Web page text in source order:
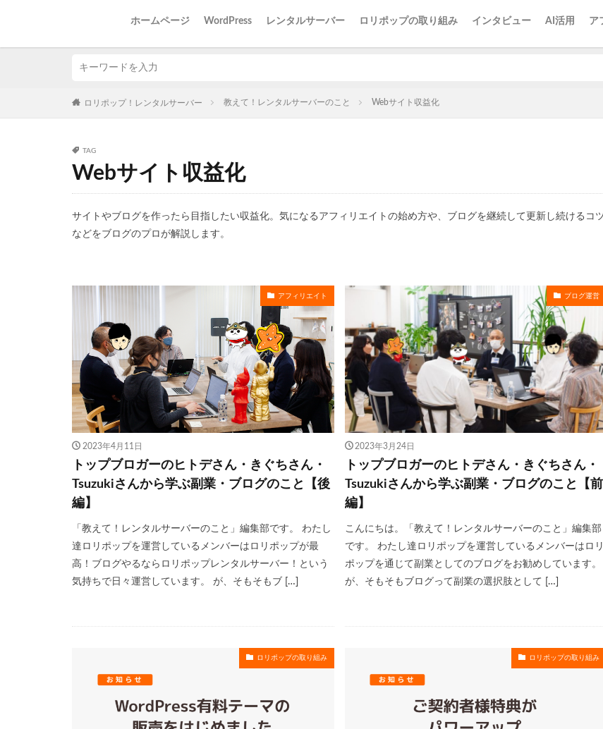
ホームページ WordPress レンタルサーバー ロリポップの取り組み インタビュー AI活用 ア
ロリポップ！レンタルサーバー 教えて！レンタルサーバーのこと Webサイト収益化
TAG
Webサイト収益化
サイトやブログを作ったら目指したい収益化。気になるアフィリエイトの始め方や、ブログを継続して更新し続けるコ
などをブログのプロが解説します。
アフィリエイト
2023年4月11日
トップブロガーのヒトデさん・きぐちさん・
Tsuzukiさんから学ぶ副業・ブログのこと【後
編】
「教えて！レンタルサーバーのこと」編集部です。 わたし
達ロリポップを運営しているメンバーはロリポップが最
高！ブログやるならロリポップレンタルサーバー！という
気持ちで日々運営しています。 が、そもそもブ […]
ブログ運営
2023年3月24日
トップブロガーのヒトデさん・きぐちさん・
Tsuzukiさんから学ぶ副業・ブログのこと【前
編】
こんにちは。「教えて！レンタルサーバーのこと」編集部
です。 わたし達ロリポップを運営しているメンバーはロリ
ポップを通じて副業としてのブログをお勧めしています。
が、そもそもブログって副業の選択肢として […]
ロリポップの取り組み ロリポップの取り組み